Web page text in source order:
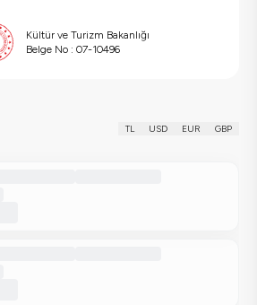
Kültür ve Turizm Bakanlığı
Belge No : 07-10496
TL USD EUR GBP